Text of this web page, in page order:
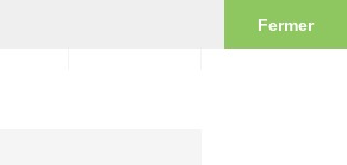
Fermer